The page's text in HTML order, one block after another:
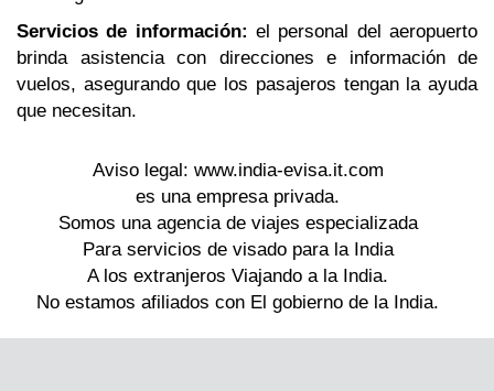
Servicios de información: el personal del aeropuerto
brinda asistencia con direcciones e información de
vuelos, asegurando que los pasajeros tengan la ayuda
que necesitan.